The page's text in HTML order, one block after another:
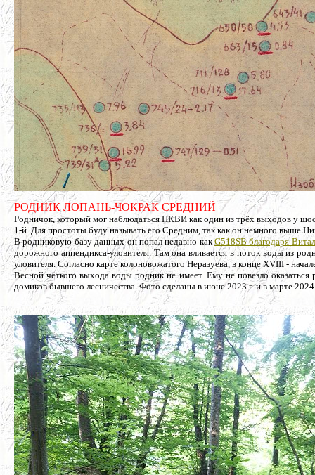
РОДНИК ЛОПАНЬ-ЧОКРАК СРЕДНИЙ
Родничок, который мог наблюдаться ПКВИ как один из трёх выходов у
1-й. Для простоты буду называть его Средним, так как он немного выше
В родниковую базу данных он попал недавно какG518SB благодаря
дорожного аппендикса-уловителя. Там она вливается в поток воды из
уловителя. Согласно карте колоновожатого Неразуева, в конце XVIII -
Весной чёткого выхода воды родник не имеет. Ему не повезло
домиков бывшего лесничества. Фото сделаны в июне 2023 г. и в марте 2024